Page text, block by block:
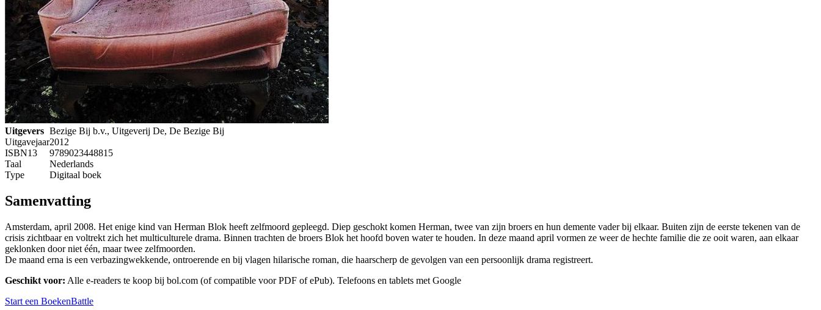
Uitgevers Bezige Bij b.v., Uitgeverij De, De Bezige Bij
Uitgavejaar2012
ISBN13
9789023448815
Taal
Nederlands
Type
Digitaal boek
Samenvatting
Amsterdam, april 2008. Het enige kind van Herman Blok heeft zelfmoord gepleegd. Diep geschokt komen Herman, twee van zijn broers en hun demente vader bij elkaar. Buiten zijn de eerste tekenen van de
crisis zichtbaar en voltrekt zich het multiculturele drama. Binnen trachten de broers Blok het hoofd boven water te houden. In deze maand april vormen ze weer de hechte familie die ze ooit waren, aan elkaar
geklonken door niet één, maar twee zelfmoorden.
De maand erna is een verbazingwekkende, ontroerende en bij vlagen hilarische roman, die haarscherp de gevolgen van een persoonlijk drama registreert.
Geschikt voor: Alle e-readers te koop bij bol.com (of compatible voor PDF of ePub). Telefoons en tablets met Google
Start een BoekenBattle